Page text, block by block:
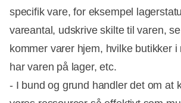
specifik vare, for eksempel
vareantal, udskrive skilte til varen,
kommer varer hjem, hvilke butikker
har varen på lager, etc.
- I bund og grund handler det om at